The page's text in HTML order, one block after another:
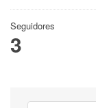
Seguidores
3